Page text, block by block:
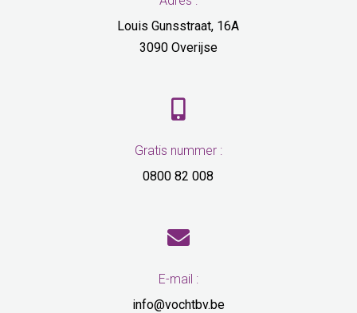
Louis Gunsstraat, 16A
3090 Overijse

Gratis nummer :
0800 82 008

E-mail :
info@vochtbv.be